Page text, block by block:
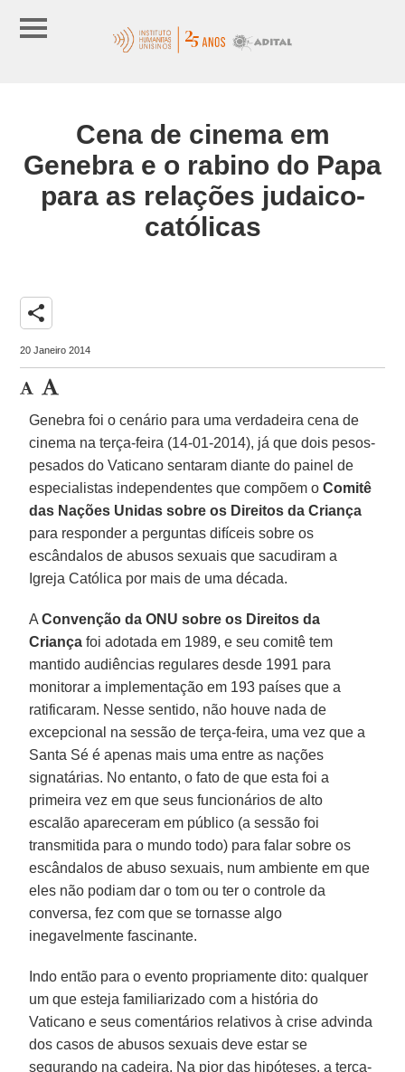
Cena de cinema em
Genebra e o rabino do Papa
para as relações judaico-
católicas
share
20 Janeiro 2014
Genebra foi o cenário para uma verdadeira cena de
cinema na terça-feira (14-01-2014), já que dois pesos-
pesados do Vaticano sentaram diante do painel de
especialistas independentes que compõem o Comitê
das Nações Unidas sobre os Direitos da Criança
para responder a perguntas difíceis sobre os
escândalos de abusos sexuais que sacudiram a
Igreja Católica por mais de uma década.
AConvenção da ONU sobre os Direitos da
Criança foi adotada em 1989, e seu comitê tem
mantido audiências regulares desde 1991 para
monitorar a implementação em 193 países que a
ratificaram. Nesse sentido, não houve nada de
excepcional na sessão de terça-feira, uma vez que a
Santa Sé é apenas mais uma entre as nações
signatárias. No entanto, o fato de que esta foi a
primeira vez em que seus funcionários de alto
escalão apareceram em público (a sessão foi
transmitida para o mundo todo) para falar sobre os
escândalos de abuso sexuais, num ambiente em que
eles não podiam dar o tom ou ter o controle da
conversa, fez com que se tornasse algo
inegavelmente fascinante.
Indo então para o evento propriamente dito: qualquer
um que esteja familiarizado com a história do
Vaticano e seus comentários relativos à crise advinda
dos casos de abusos sexuais deve estar se
segurando na cadeira. Na pior das hipóteses, a terça-